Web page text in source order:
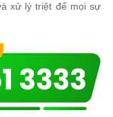
xử lý triệt để mọi sự